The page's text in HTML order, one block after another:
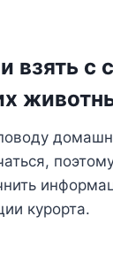
взять с
курорта.